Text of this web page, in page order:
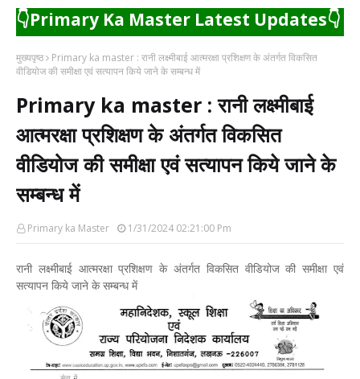
👇Primary Ka Master Latest Updates👇
मुख्यपृष्ठ
Primary ka master : रानी लक्ष्मीबाई आत्मरक्षा प्रशिक्षण के अंतर्गत विकसित
वीडियोज की समीक्षा एवं सत्यापन किये जाने के सम्बन्ध में
Primary ka master : रानी लक्ष्मीबाई
आत्मरक्षा प्रशिक्षण के अंतर्गत विकसित
वीडियोज की समीक्षा एवं सत्यापन किये जाने के
सम्बन्ध में
Primary ka Master 1/31/2024 02:21:00 Pm
रानी लक्ष्मीबाई आत्मरक्षा प्रशिक्षण के अंतर्गत विकसित वीडियोज की समीक्षा एवं
सत्यापन किये जाने के सम्बन्ध में